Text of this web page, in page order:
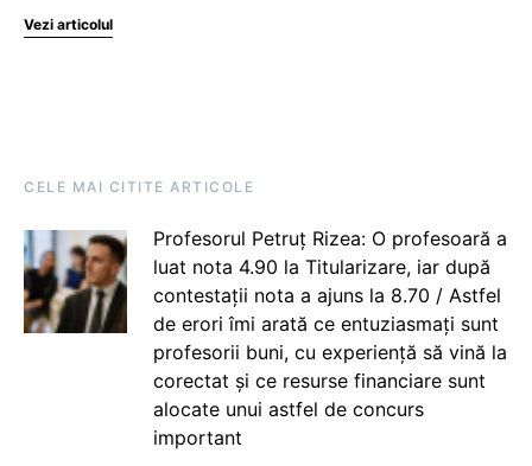
Vezi articolul
CELE MAI CITITE ARTICOLE
Profesorul Petruț Rizea: O profesoară a
luat nota 4.90 la Titularizare, iar după
contestații nota a ajuns la 8.70 / Astfel
de erori îmi arată ce entuziasmați sunt
profesorii buni, cu experiență să vină la
corectat și ce resurse financiare sunt
alocate unui astfel de concurs
important